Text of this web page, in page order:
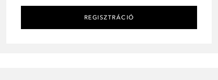
REGISZTRÁCIÓ